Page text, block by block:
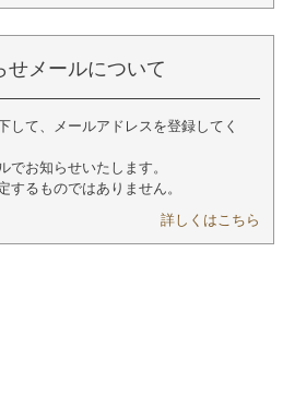
せメールについて
して、メールアドレスを登録してく
でお知らせいたします。
するものではありません。
詳しくはこちら